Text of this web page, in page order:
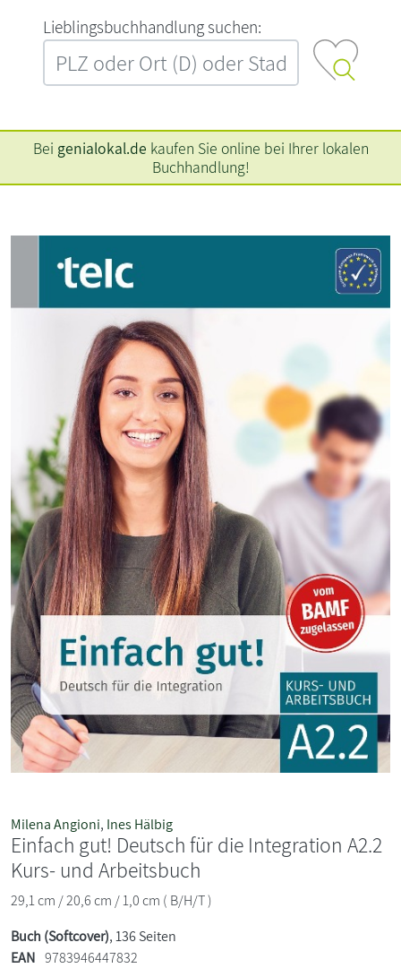
L‍i‍e‍b‍l‍i‍n‍g‍s‍b‍u‍c‍h‍h‍a‍n‍d‍l‍u‍n‍g‍ ‍s‍u‍c‍h‍e‍n‍:‍
Bei genialokal.de kaufen Sie online bei Ihrer lokalen
Buchhandlung!
Milena Angioni, Ines Hälbig
Einfach gut! Deutsch für die Integration A2.2
Kurs- und Arbeitsbuch
29,1 cm / 20,6 cm / 1,0 cm ( B/H/T )
Buch (Softcover), 136 Seiten
EAN 9783946447832